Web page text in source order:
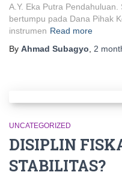
A.Y. Eka Putra
bertumpu pada Dana Pihak
instrumen Read more
By Ahmad Subagyo 2
UNCATEGORIZED
DISIPLIN
STABILITAS?